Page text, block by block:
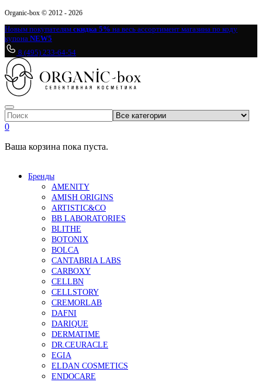
Organic-box © 2012 - 2026
Новым покупателям скидка 5% на весь ассортимент магазина по коду
купона NEW5
8 (495) 233-64-54
0
Ваша корзина пока пуста.
Бренды
AMENITY
AMISH ORIGINS
ARTISTIC&CO
BB LABORATORIES
BLITHE
BOTONIX
BOLCA
CANTABRIA LABS
CARBOXY
CELLBN
CELLSTORY
CREMORLAB
DAFNI
DARIQUE
DERMATIME
DR.CEURACLE
EGIA
ELDAN COSMETICS
ENDOCARE